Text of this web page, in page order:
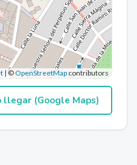
|©OpenStreetMap contributors
llegar (Google Maps)